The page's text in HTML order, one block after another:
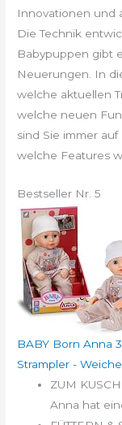
Innovationen und
Die Technik
Babypuppen gibt
Neuerungen. In
welche aktuellen
welche neuen
sind Sie immer
welche Features
Bestseller Nr. 5
BABY Born Anna
Strampler - Weiche
ZUM
Anna hat